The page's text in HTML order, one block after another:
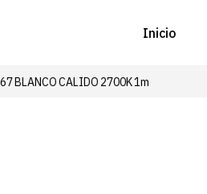
Inicio
BLANCO CALIDO 2700K 1m